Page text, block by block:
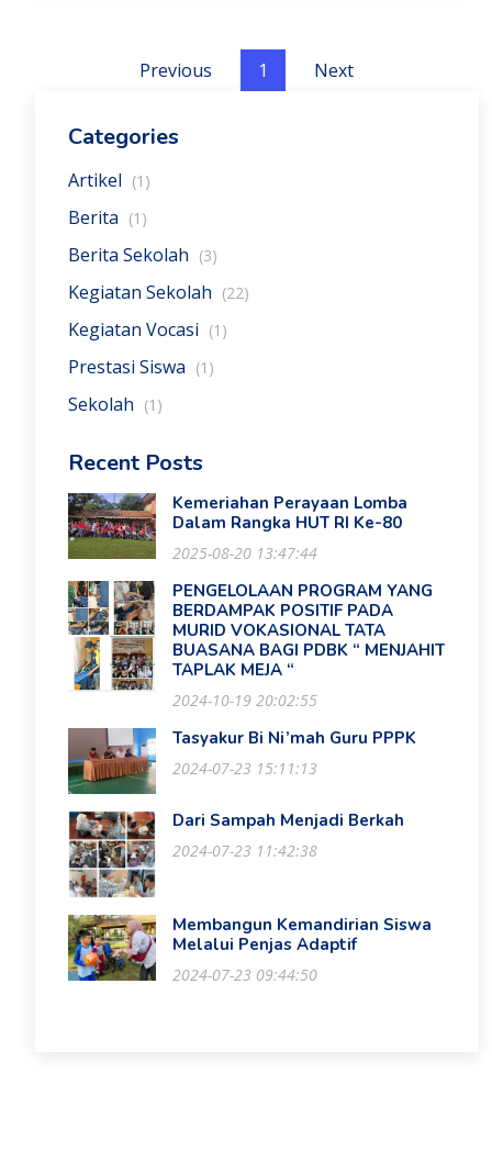
Previous 1 Next
Categories
Artikel (1)
Berita (1)
Berita Sekolah (3)
Kegiatan Sekolah (22)
Kegiatan Vocasi (1)
Prestasi Siswa (1)
Sekolah (1)
Recent Posts
Kemeriahan Perayaan Lomba
Dalam Rangka HUT RI Ke-80
2025-08-20 13:47:44
PENGELOLAAN PROGRAM YANG
BERDAMPAK POSITIF PADA
MURID VOKASIONAL TATA
BUASANA BAGI PDBK “ MENJAHIT
TAPLAK MEJA “
2024-10-19 20:02:55
Tasyakur Bi Ni’mah Guru PPPK
2024-07-23 15:11:13
Dari Sampah Menjadi Berkah
2024-07-23 11:42:38
Membangun Kemandirian Siswa
Melalui Penjas Adaptif
2024-07-23 09:44:50